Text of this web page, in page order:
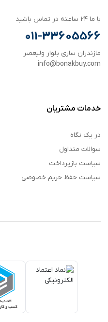
با ما ۲۴ ساعته در تماس باشید
011-33605566
مازندران ساری بلوار ولیعصر
info@bonakbuy.com
خدمات مشتریان
در یک نگاه
سوالات متداول
سیاست بازپرداخت
سیاست حفظ حریم خصوصی